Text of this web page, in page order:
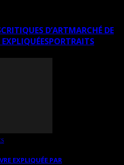
CRITIQUES D’ARTMARCHÉ DE
EXPLIQUÉESPORTRAITS
EXPLIQUÉE PAR